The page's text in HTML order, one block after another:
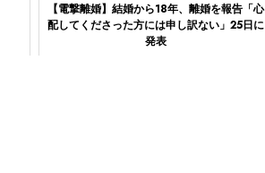
【電撃離婚】結婚から18年、離婚を報告「心
配してくださった方には申し訳ない」25日に
発表